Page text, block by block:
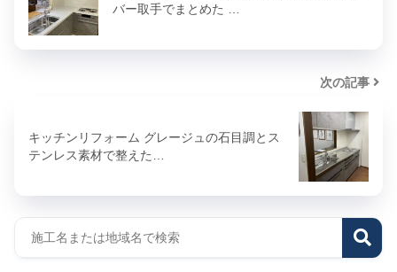
バー取手でまとめた …
次の記事
キッチンリフォーム グレージュの石目調とス
テンレス素材で整えた…